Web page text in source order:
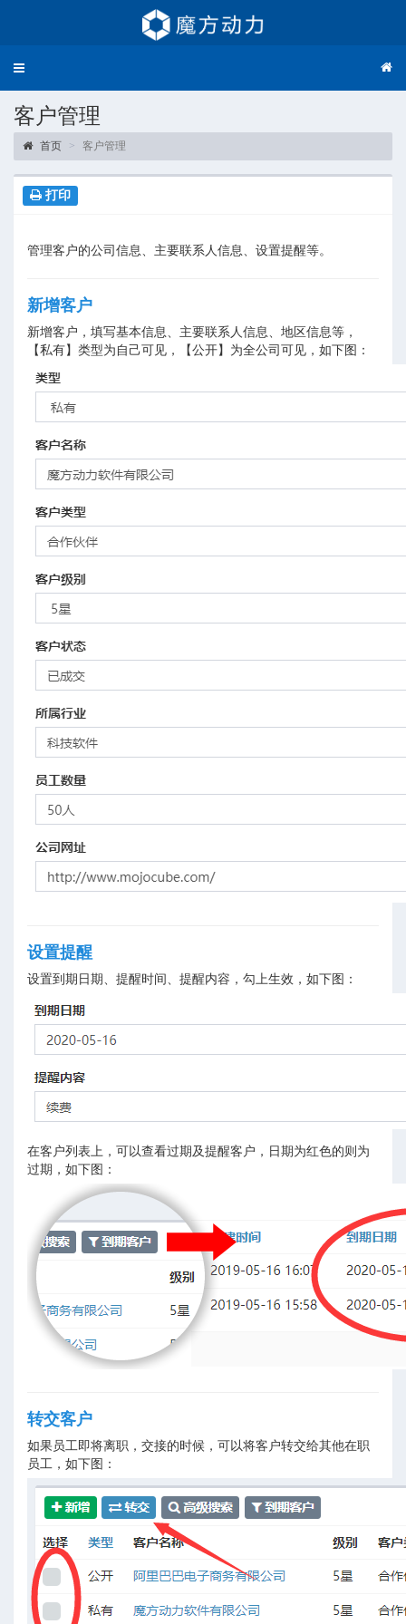
Toggle
客户管理
首页 客户管理
打印
管理客户的公司信息、主要联系人信息、设置提醒等。
新增客户
新增客户，填写基本信息、主要联系人信息、地区信息等，
【私有】类型为自己可见，【公开】为全公司可见，如下图：
设置提醒
设置到期日期、提醒时间、提醒内容，勾上生效，如下图：
在客户列表上，可以查看过期及提醒客户，日期为红色的则为
过期，如下图：
转交客户
如果员工即将离职，交接的时候，可以将客户转交给其他在职
员工，如下图：